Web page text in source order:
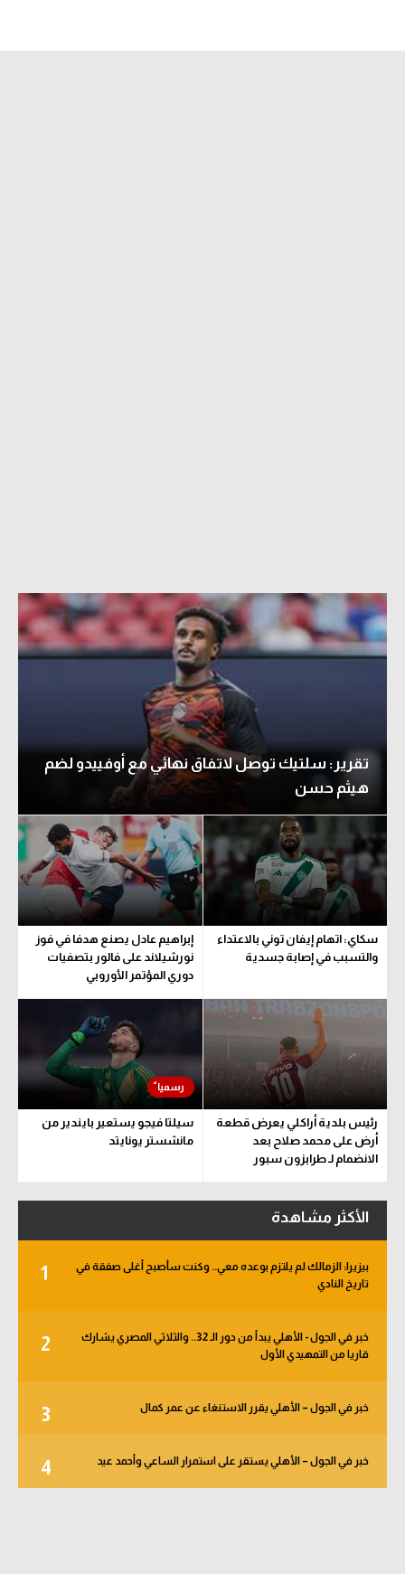
تقرير: سلتيك توصل لاتفاق نهائي مع أوفييدو لضم
هيثم حسن
سكاي: اتهام إيفان توني بالاعتداء
والتسبب في إصابة جسدية
إبراهيم عادل يصنع هدفا في فوز
نورشيلاند على فالور بتصفيات
دوري المؤتمر الأوروبي
رئيس بلدية أراكلي يعرض قطعة
أرض على محمد صلاح بعد
الانضمام لـ طرابزون سبور
سيلتا فيجو يستعير بايندير من
مانشستر يونايتد
الأكثر مشاهدة
1
بيزيرا: الزمالك لم يلتزم بوعده معي.. وكنت سأصبح أغلى صفقة في
تاريخ النادي
2
خبر في الجول - الأهلي يبدأ من دور الـ 32.. والثلاثي المصري يشارك
قاريا من التمهيدي الأول
3 خبر في الجول – الأهلي يقرر الاستنغاء عن عمر كمال
4 خبر في الجول – الأهلي يستقر على استمرار الساعي وأحمد عيد